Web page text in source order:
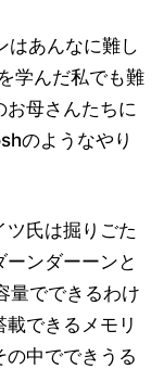
あんなに難し
学んだ私でも難
お母さんたちに
のようなやり
氏は掘りごた
ンダーーンと
量でできるわけ
できるメモリ
中でできうる